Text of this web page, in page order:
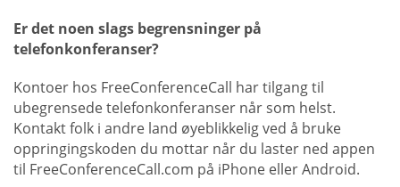
Er det noen slags begrensninger på
telefonkonferanser?
Kontoer hos FreeConferenceCall har tilgang til
ubegrensede telefonkonferanser når som helst.
Kontakt folk i andre land øyeblikkelig ved å bruke
oppringingskoden du mottar når du laster ned appen
til FreeConferenceCall.com på iPhone eller Android.